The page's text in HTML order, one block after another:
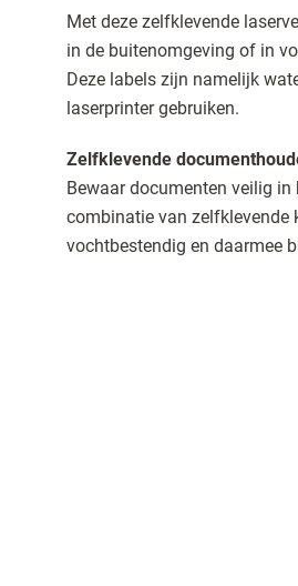
Met deze zelfklevende
in de buitenomgeving of in
Deze labels zijn namelijk
laserprinter gebruiken.
Zelfklevende
Bewaar documenten veilig
combinatie van zelfklevende
vochtbestendig en daarmee